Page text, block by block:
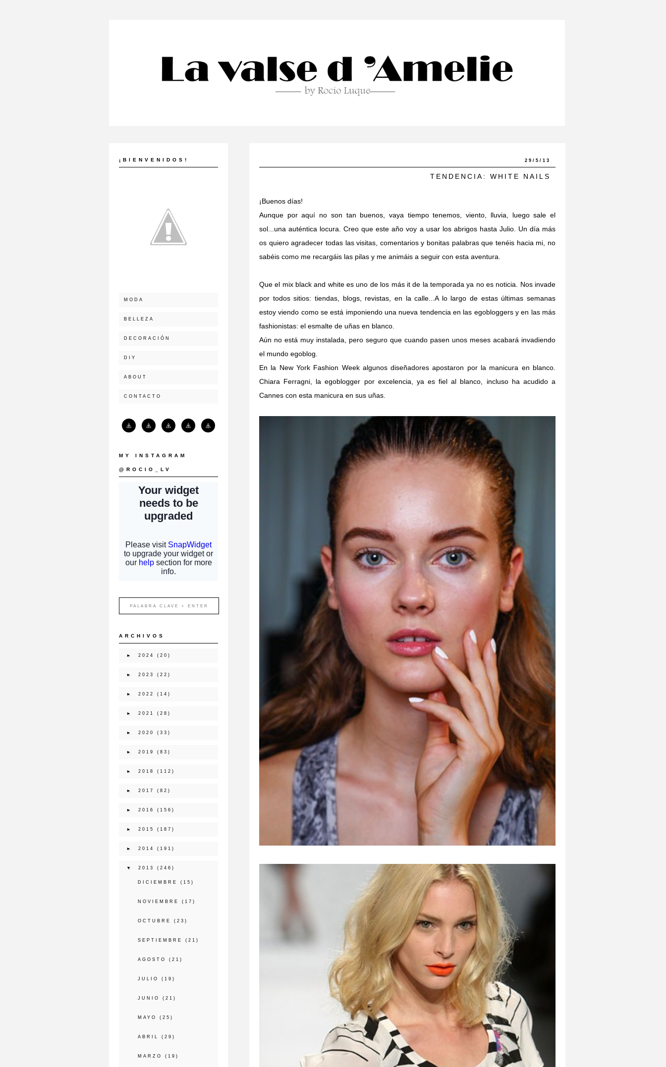
29/5/13
TENDENCIA: WHITE NAILS
¡Buenos días!
Aunque por aquí no son tan buenos, vaya tiempo tenemos, viento, lluvia, luego sale el
sol...una auténtica locura. Creo que este año voy a usar los abrigos hasta Julio. Un día más
os quiero agradecer todas las visitas, comentarios y bonitas palabras que tenéis hacia mi, no
sabéis como me recargáis las pilas y me animáis a seguir con esta aventura.
Que el mix black and white es uno de los más it de la temporada ya no es noticia. Nos invade
por todos sitios: tiendas, blogs, revistas, en la calle...A lo largo de estas últimas semanas
estoy viendo como se está imponiendo una nueva tendencia en las egobloggers y en las más
fashionistas: el esmalte de uñas en blanco.
Aún no está muy instalada, pero seguro que cuando pasen unos meses acabará invadiendo
el mundo egoblog.
En la New York Fashion Week algunos diseñadores apostaron por la manicura en blanco.
Chiara Ferragni, la egoblogger por excelencia, ya es fiel al blanco, incluso ha acudido a
Cannes con esta manicura en sus uñas.
¡BIENVENIDOS!
MODA
BELLEZA
DECORACIÓN
DIY
ABOUT
CONTACTO
MY INSTAGRAM
@ROCIO_LV
ARCHIVOS
► 2024 (20)
► 2023 (22)
► 2022 (14)
► 2021 (28)
► 2020 (33)
► 2019 (83)
► 2018 (112)
► 2017 (82)
► 2016 (156)
► 2015 (187)
► 2014 (191)
▼ 2013 (246)
DICIEMBRE (15)
NOVIEMBRE (17)
OCTUBRE (23)
SEPTIEMBRE (21)
AGOSTO (21)
JULIO (19)
JUNIO (21)
MAYO (25)
ABRIL (29)
MARZO (19)